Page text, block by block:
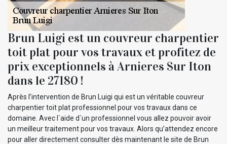
Brun Luigi est un couvreur charpentier
toit plat pour vos travaux et profitez de
prix exceptionnels à Arnieres Sur Iton
dans le 27180 !
Après l’intervention de Brun Luigi qui est un véritable couvreur
charpentier toit plat professionnel pour vos travaux dans ce
domaine. Avec l`aide d`un professionnel vous allez pouvoir avoir
un meilleur traitement pour vos travaux. Alors qu’attendez encore
pour aller directement consulter dès maintenant le site de Brun